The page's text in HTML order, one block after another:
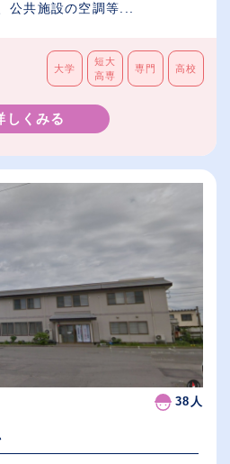
公共施設の空調等...
大学
短大
高専
専門 高校
しくみる
38人